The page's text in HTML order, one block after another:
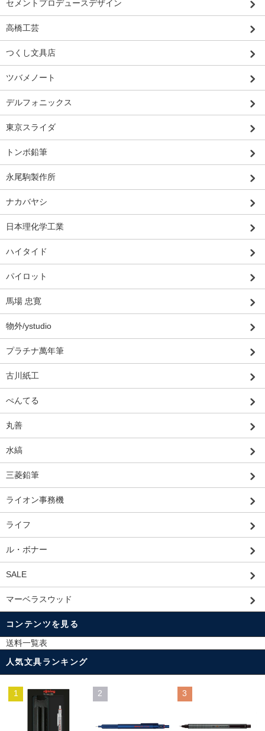
セメントプロデュースデザイン
高橋工芸
つくし文具店
ツバメノート
デルフォニックス
東京スライダ
トンボ鉛筆
永尾駒製作所
ナカバヤシ
日本理化学工業
ハイタイド
パイロット
馬場 忠寛
物外/ystudio
プラチナ萬年筆
古川紙工
ぺんてる
丸善
水縞
三菱鉛筆
ライオン事務機
ライフ
ル・ボナー
SALE
マーベラスウッド
コンテンツを見る
送料一覧表
人気文具ランキング
1 2 3